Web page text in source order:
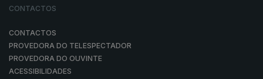
CONTACTOS
CONTACTOS
PROVEDORA DO TELESPECTADOR
PROVEDORA DO OUVINTE
ACESSIBILIDADES